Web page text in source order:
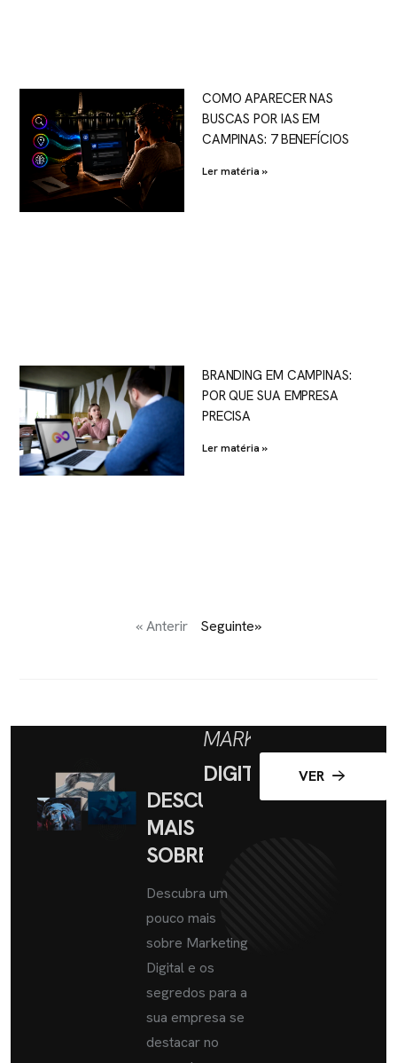
COMO APARECER NAS
BUSCAS POR IAS EM
CAMPINAS: 7 BENEFÍCIOS
Ler matéria »
BRANDING EM CAMPINAS:
POR QUE SUA EMPRESA
PRECISA
Ler matéria »
« Anterir Seguinte»
DESCUBRA
MAIS
SOBRE
MARKETING
DIGITAL
Descubra um
pouco mais
sobre Marketing
Digital e os
segredos para a
sua empresa se
destacar no
VER